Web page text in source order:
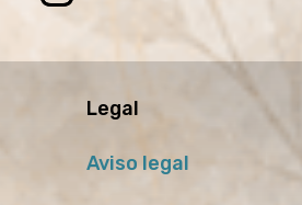
Legal
Aviso legal